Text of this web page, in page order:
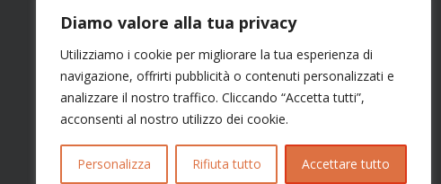
Diamo valore alla tua privacy
Utilizziamo i cookie per migliorare la tua esperienza di
navigazione, offrirti pubblicità o contenuti personalizzati e
analizzare il nostro traffico. Cliccando “Accetta tutti”,
acconsenti al nostro utilizzo dei cookie.
Personalizza Rifiuta tutto Accettare tutto